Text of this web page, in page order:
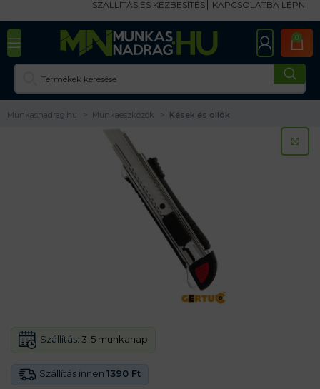
SZÁLLÍTÁS ÉS KÉZBESÍTÉS KAPCSOLATBA LÉPNI
0
Munkasnadrag.hu Munkaeszközök Kések és ollók
Szállítás innen 1390 Ft
Szállítás: 3-5 munkanap